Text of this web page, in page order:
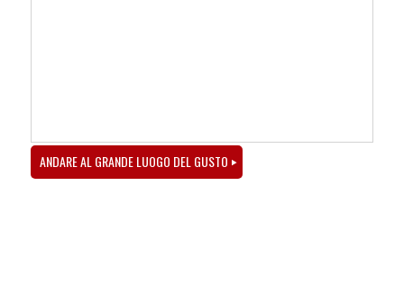
ANDARE AL GRANDE LUOGO DEL GUSTO